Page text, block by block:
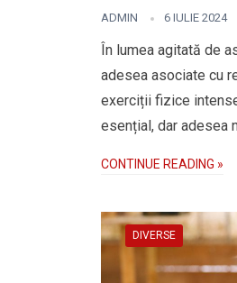
ADMIN 6 IULIE 2024
În lumea agitată de
adesea asociate cu
exerciții fizice
esențial, dar adesea
CONTINUE READING »
DIVERSE